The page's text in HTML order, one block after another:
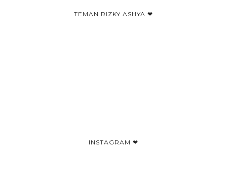
TEMAN RIZKY ASHYA ❤
INSTAGRAM ❤